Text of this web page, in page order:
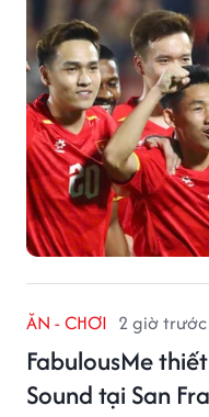
ĂN - CHƠI 2 giờ trước
FabulousMe
Sound tại San